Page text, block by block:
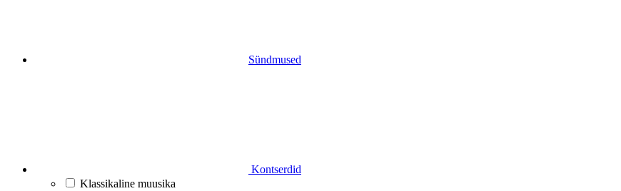
Sündmused
Kontserdid
Klassikaline muusika